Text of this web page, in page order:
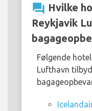
question_answer Hvilke
Reykjavik
Følgende
Lufthavn